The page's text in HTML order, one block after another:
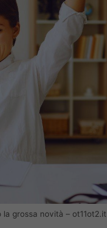
grossa novità – ot11ot2.it